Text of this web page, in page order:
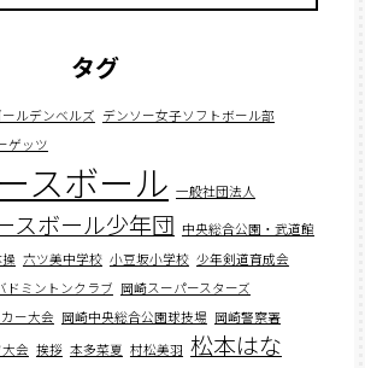
タグ
ールデンベルズ デンソー女子ソフトボール部
ゲッツ
スボール 一般社団法人
スボール少年団 中央総合公園・武道館
六ツ美中学校 小豆坂小学校 少年剣道育成会
ドミントンクラブ 岡崎スーパースターズ
ー大会 岡崎中央総合公園球技場 岡崎警察署
会 挨拶 本多菜夏 村松美羽 松本はな